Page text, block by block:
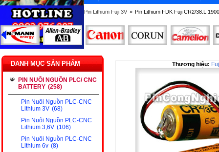
Trang chủ » PIN LITHIUM Pin Lithium Fuji 3V » Pin Lithium FDK Fuji CR2/38.L
DANH MỤC SẢN PHẨM
PIN NUÔI NGUỒN PLC/ CNC
BATTERY (258)
Pin Nuôi Nguồn PLC-CNC
Lithium 3V (68)
Pin Nuôi Nguồn PLC-CNC
Lithium 3,6V (106)
Pin Nuôi Nguồn PLC-CNC
Lithium 6v (8)
Thương hiệu: